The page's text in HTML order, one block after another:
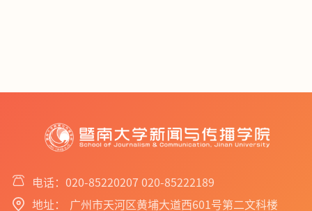
电话：020-85220207 020-85222189
地址：
广州市天河区黄埔大道西601号第二文科楼